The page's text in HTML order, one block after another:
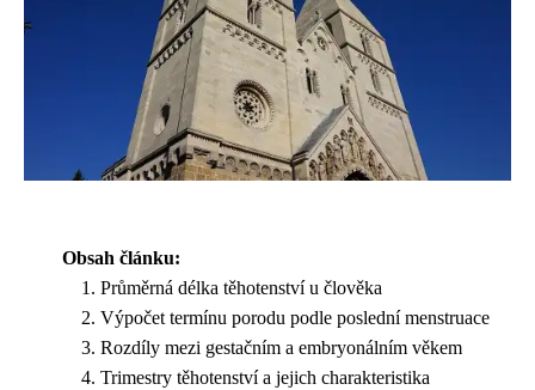
Obsah článku:
Průměrná délka těhotenství u člověka
Výpočet termínu porodu podle poslední menstruace
Rozdíly mezi gestačním a embryonálním věkem
Trimestry těhotenství a jejich charakteristika